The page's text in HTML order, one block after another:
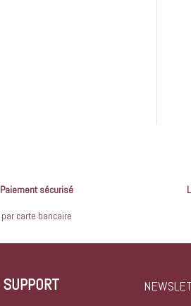
Paiement sécurisé
par carte bancaire
SUPPORT